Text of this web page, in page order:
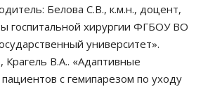
Белова С.В., к.м.н., доцент,
госпитальной хирургии ФГБОУ ВО
университет».
Крагель В.А.. «Адаптивные
пациентов с гемипарезом по уходу